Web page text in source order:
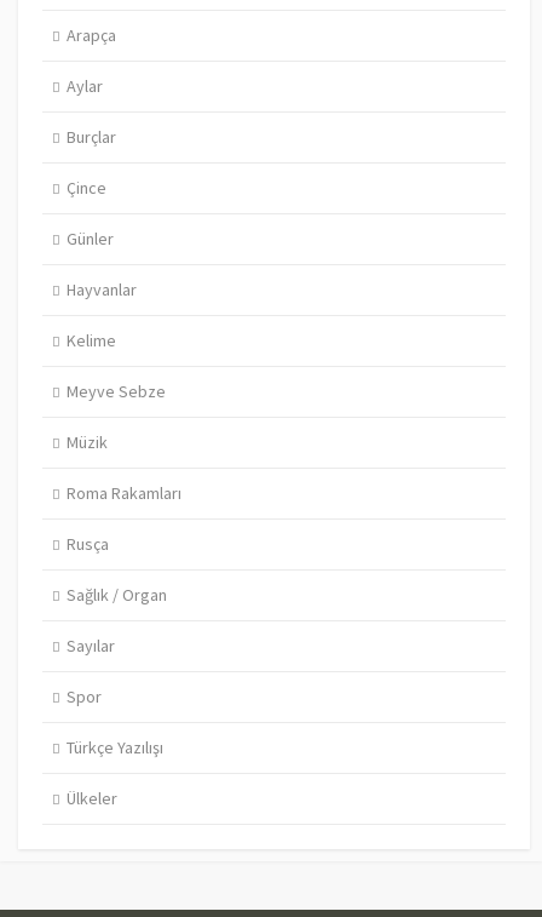
Arapça
Aylar
Burçlar
Çince
Günler
Hayvanlar
Kelime
Meyve Sebze
Müzik
Roma Rakamları
Rusça
Sağlık / Organ
Sayılar
Spor
Türkçe Yazılışı
Ülkeler